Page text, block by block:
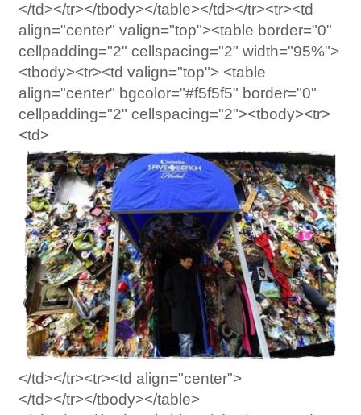
</td></tr></tbody></table></td></tr><tr><td
align="center" valign="top"><table border="0"
cellpadding="2" cellspacing="2" width="95%">
<tbody><tr><td valign="top"> <table
align="center" bgcolor="#f5f5f5" border="0"
cellpadding="2" cellspacing="2"><tbody><tr>
<td>
</td></tr><tr><td align="center">
</td></tr></tbody></table>